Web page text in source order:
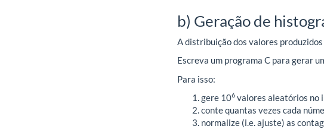
b) Geração de
A distribuição dos valores
Escreva um programa C para gerar
Para isso:
gere 106 valores aleatórios
conte quantas vezes cada
normalize (i.e. ajuste) as